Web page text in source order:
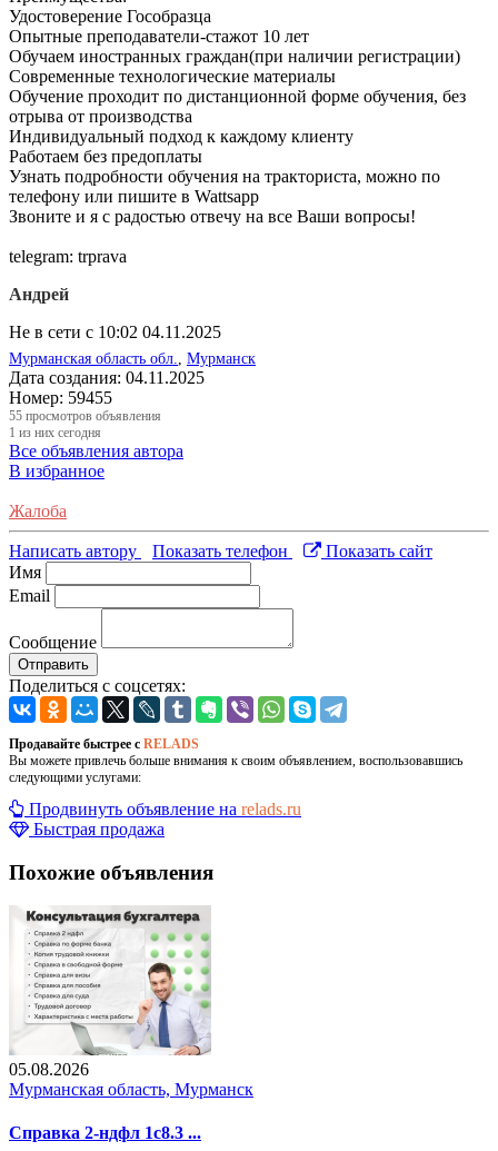
Удостоверение Гособразца
Опытные преподаватели-стажот 10 лет
Обучаем иностранных граждан(при наличии регистрации)
Современные технологические материалы
Обучение проходит по дистанционной форме обучения, без
отрыва от производства
Индивидуальный подход к каждому клиенту
Работаем без предоплаты
Узнать подробности обучения на тракториста, можно по
телефону или пишите в Wattsapp
Звоните и я с радостью отвечу на все Ваши вопросы!
telegram: trprava
Андрей
Не в сети с 10:02 04.11.2025
Мурманская область обл. Мурманск
Дата создания: 04.11.2025
Номер: 59455
55 просмотров объявления
1 из них сегодня
Все объявления автора
В избранное
Жалоба
Написать автору Показать телефон
Показать сайт
Имя
Email
Сообщение
Отправить
Поделиться с соцсетях:
Продавайте быстрее с RELADS
Вы можете привлечь больше внимания к своим объявлением, воспользовавшись
следующими услугами:
Продвинуть объявление на relads.ru
Быстрая продажа
Похожие объявления
05.08.2026
Мурманская область, Мурманск
Справка 2-ндфл 1с8.3 ...